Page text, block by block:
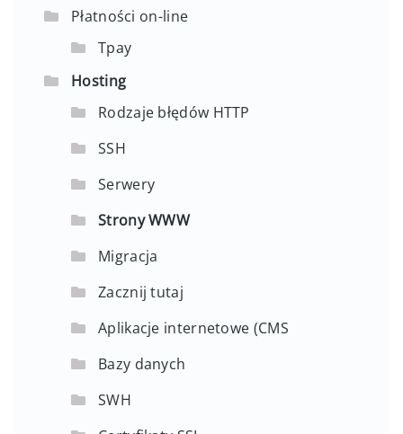
Płatności on-line
Tpay
Hosting
Rodzaje błędów HTTP
SSH
Serwery
Strony WWW
Migracja
Zacznij tutaj
Aplikacje internetowe (CMS
Bazy danych
SWH